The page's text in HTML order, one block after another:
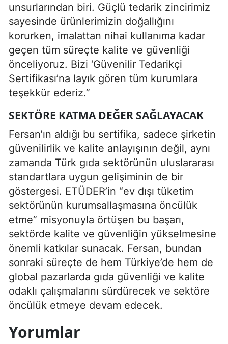
unsurlarından biri. Güçlü tedarik zincirimiz
sayesinde ürünlerimizin doğallığını
korurken, imalattan nihai kullanıma kadar
geçen tüm süreçte kalite ve güvenliği
önceliyoruz. Bizi ‘Güvenilir Tedarikçi
Sertifikası’na layık gören tüm kurumlara
teşekkür ederiz.”
SEKTÖRE KATMA DEĞER SAĞLAYACAK
Fersan’ın aldığı bu sertifika, sadece şirketin
güvenilirlik ve kalite anlayışının değil, aynı
zamanda Türk gıda sektörünün uluslararası
standartlara uygun gelişiminin de bir
göstergesi. ETÜDER’in “ev dışı tüketim
sektörünün kurumsallaşmasına öncülük
etme” misyonuyla örtüşen bu başarı,
sektörde kalite ve güvenliğin yükselmesine
önemli katkılar sunacak. Fersan, bundan
sonraki süreçte de hem Türkiye’de hem de
global pazarlarda gıda güvenliği ve kalite
odaklı çalışmalarını sürdürecek ve sektöre
öncülük etmeye devam edecek.
Yorumlar